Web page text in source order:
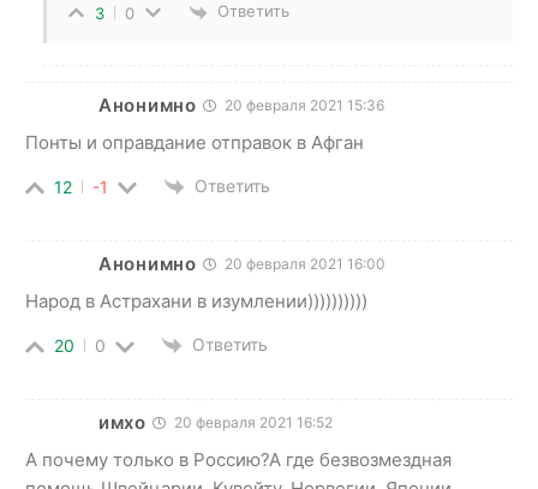
3 0 Ответить
Анонимно 20 февраля 2021 15:36
Понты и оправдание отправок в Афган
12 -1 Ответить
Анонимно 20 февраля 2021 16:00
Народ в Астрахани в изумлении))))))))))
20 0 Ответить
имхо 20 февраля 2021 16:52
А почему только в Россию?А где безвозмездная